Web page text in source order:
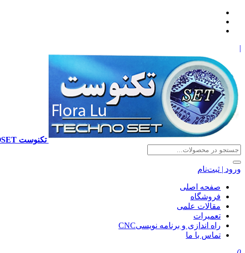
|
تکنوست TECHNOSET | فروش تعمیرات آموزش برنامه نویسی cnc زیمنس فانوک هایدن siemens ,fanuc, heidenhain ,hust, gsk
ورود | ثبت‌نام
صفحه اصلی
فروشگاه
مقالات علمی
تعمیرات
راه اندازی و برنامه نویسیCNC
تماس با ما